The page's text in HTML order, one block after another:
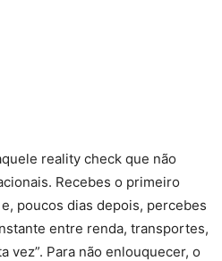
reality check que não
Recebes o primeiro
poucos dias depois, percebes
entre renda, transportes,
vez”. Para não enlouquecer, o